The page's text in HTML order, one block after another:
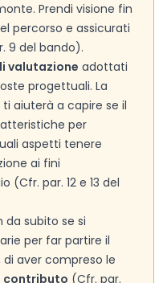
Prendi visione fin
percorso e assicurati
9 del bando).
valutazione adottati
progettuali. La
aiuterà a capire se il
per
aspetti tenere
ai fini
(Cfr. par. 12 e 13 del
da subito se si
per far partire il
aver compreso le
contributo (Cfr. par.